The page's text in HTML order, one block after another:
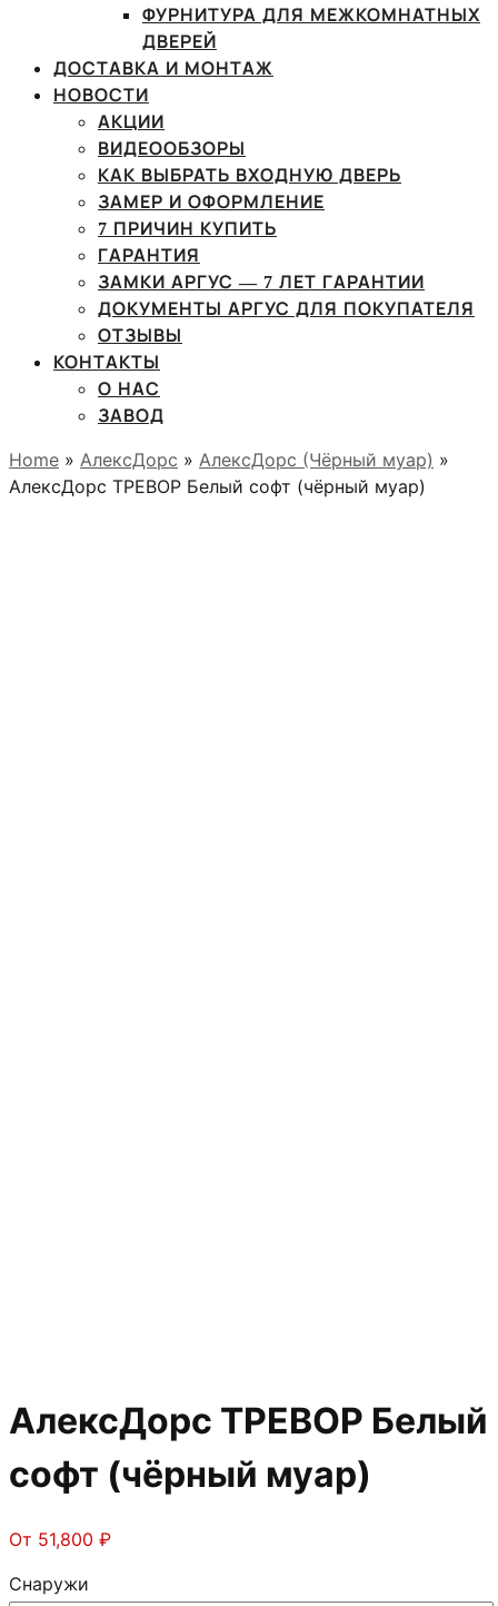
ФУРНИТУРА ДЛЯ МЕЖКОМНАТНЫХ
ДВЕРЕЙ
ДОСТАВКА И МОНТАЖ
НОВОСТИ
АКЦИИ
ВИДЕООБЗОРЫ
КАК ВЫБРАТЬ ВХОДНУЮ ДВЕРЬ
ЗАМЕР И ОФОРМЛЕНИЕ
7 ПРИЧИН КУПИТЬ
ГАРАНТИЯ
ЗАМКИ АРГУС — 7 ЛЕТ ГАРАНТИИ
ДОКУМЕНТЫ АРГУС ДЛЯ ПОКУПАТЕЛЯ
ОТЗЫВЫ
КОНТАКТЫ
О НАС
ЗАВОД
Home » АлексДорс » АлексДорс (Чёрный муар) »
АлексДорс ТРЕВОР Белый софт (чёрный муар)
АлексДорс ТРЕВОР Белый
софт (чёрный муар)
От 51,800 ₽
Снаружи